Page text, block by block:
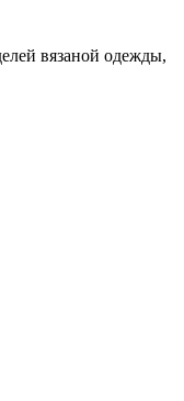
вязаной одежды,